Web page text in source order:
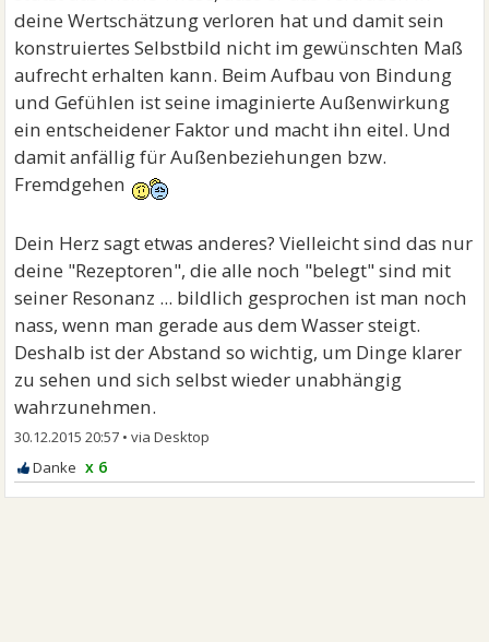
deine Wertschätzung verloren hat und damit sein
konstruiertes Selbstbild nicht im gewünschten Maß
aufrecht erhalten kann. Beim Aufbau von Bindung
und Gefühlen ist seine imaginierte Außenwirkung
ein entscheidener Faktor und macht ihn eitel. Und
damit anfällig für Außenbeziehungen bzw.
Fremdgehen
Dein Herz sagt etwas anderes? Vielleicht sind das nur
deine "Rezeptoren", die alle noch "belegt" sind mit
seiner Resonanz ... bildlich gesprochen ist man noch
nass, wenn man gerade aus dem Wasser steigt.
Deshalb ist der Abstand so wichtig, um Dinge klarer
zu sehen und sich selbst wieder unabhängig
wahrzunehmen.
30.12.2015 20:57 •
x 6